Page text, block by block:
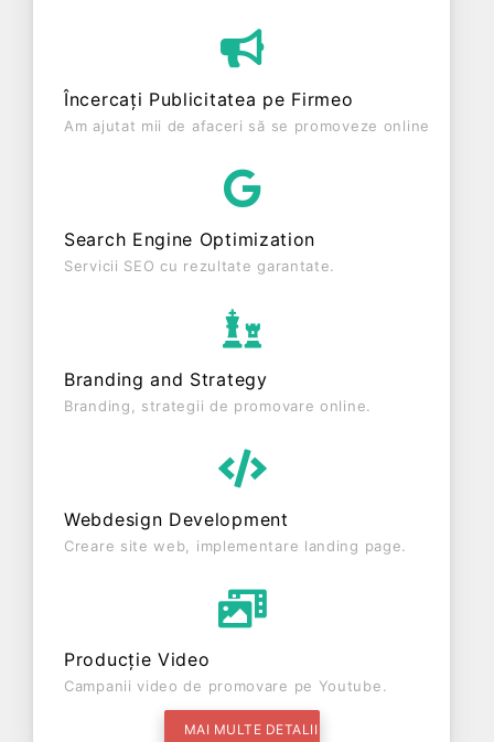
Încercați Publicitatea pe Firmeo
Am ajutat mii de afaceri să se promoveze online
Search Engine Optimization
Servicii SEO cu rezultate garantate.
Branding and Strategy
Branding, strategii de promovare online.
Webdesign Development
Creare site web, implementare landing page.
Producție Video
Campanii video de promovare pe Youtube.
MAI MULTE DETALII